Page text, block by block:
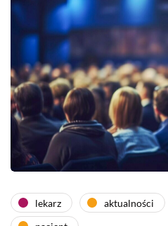
lekarz aktualności